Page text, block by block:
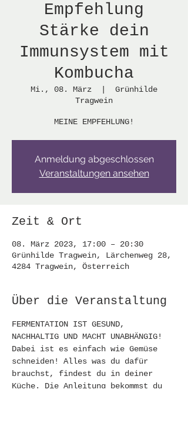
Empfehlung
Stärke dein
Immunsystem mit
Kombucha
Mi., 08. März
Grünhilde
Tragwein
MEINE EMPFEHLUNG!
Anmeldung abgeschlossen
Veranstaltungen ansehen
Zeit & Ort
08. März 2023, 17:00 – 20:30
Grünhilde Tragwein, Lärchenweg 28,
4284 Tragwein, Österreich
Über die Veranstaltung
FERMENTATION IST GESUND,
NACHHALTIG UND MACHT UNABHÄNGIG!
Dabei ist es einfach wie Gemüse
schneiden! Alles was du dafür
brauchst, findest du in deiner
Küche. Die Anleitung bekommst du